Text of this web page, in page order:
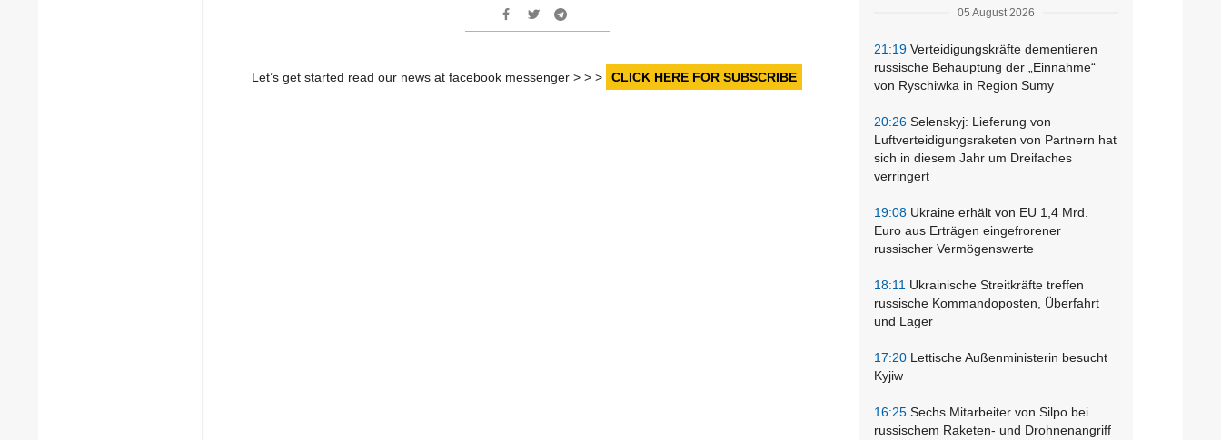
05 August 2026
21:19 Verteidigungskräfte dementieren
russische Behauptung der „Einnahme“
von Ryschiwka in Region Sumy
20:26 Selenskyj: Lieferung von
Luftverteidigungsraketen von Partnern hat
sich in diesem Jahr um Dreifaches
verringert
19:08 Ukraine erhält von EU 1,4 Mrd.
Euro aus Erträgen eingefrorener
russischer Vermögenswerte
18:11 Ukrainische Streitkräfte treffen
russische Kommandoposten, Überfahrt
und Lager
17:20 Lettische Außenministerin besucht
Kyjiw
16:25 Sechs Mitarbeiter von Silpo bei
russischem Raketen- und Drohnenangriff
Let’s get started read our news at facebook messenger > > > CLICK HERE FOR SUBSCRIBE